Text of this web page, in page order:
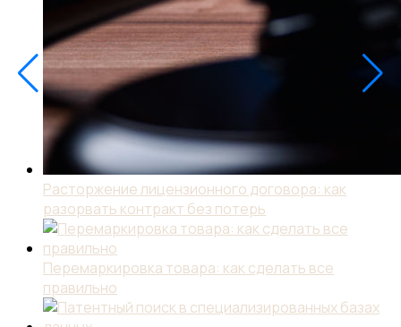
Расторжение лицензионного договора: как
разорвать контракт без потерь
Перемаркировка товара: как сделать все
правильно